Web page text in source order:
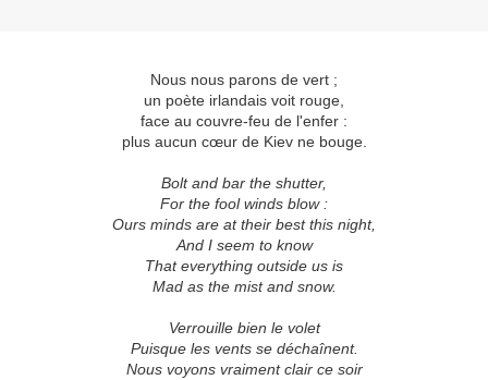
Nous nous parons de vert ;
un poète irlandais voit rouge,
face au couvre-feu de l'enfer :
plus aucun cœur de Kiev ne bouge.
Bolt and bar the shutter,
For the fool winds blow :
Ours minds are at their best this night,
And I seem to know
That everything outside us is
Mad as the mist and snow.
Verrouille bien le volet
Puisque les vents se déchaînent.
Nous voyons vraiment clair ce soir